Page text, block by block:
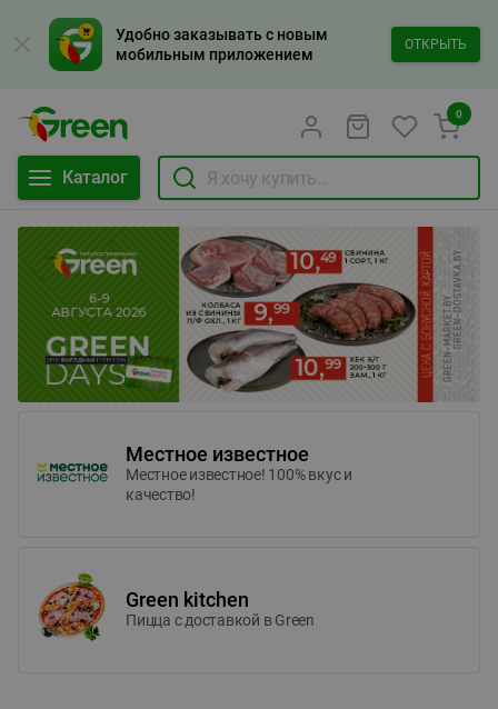
Удобно заказывать с новым
мобильным приложением
ОТКРЫТЬ
Каталог
0
Местное известное
Местное известное! 100% вкус и
качество!
Green kitchen
Пицца c доставкой в Green